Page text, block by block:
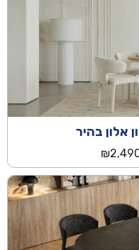
אלון בהיר
₪
הנוכחי
הוא:
₪2,490.00.